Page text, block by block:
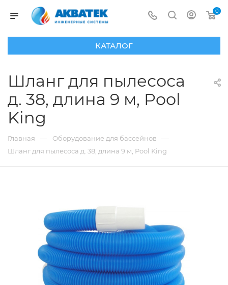
0
КАТАЛОГ
Шланг для пылесоса
д. 38, длина 9 м, Pool
King
Главная — Оборудование для бассейнов —
Шланг для пылесоса д. 38, длина 9 м, Pool King